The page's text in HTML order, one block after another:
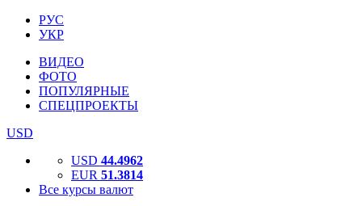
РУС
УКР
ВИДЕО
ФОТО
ПОПУЛЯРНЫЕ
СПЕЦПРОЕКТЫ
USD
USD 44.4962
EUR 51.3814
Все курсы валют